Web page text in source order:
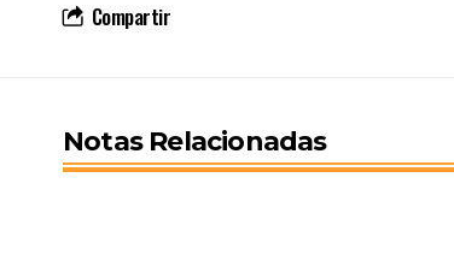
Compartir
Notas Relacionadas